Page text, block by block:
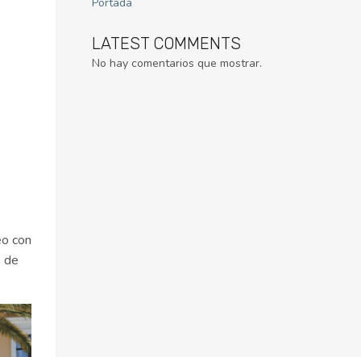
con
de
LATEST COMMENTS
No hay comentarios que mostrar.